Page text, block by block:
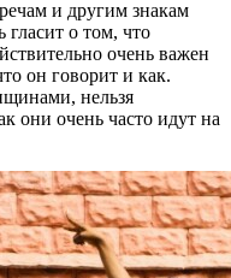
и другим знакам
гласит о том, что
очень важен
он говорит и как.
нельзя
они очень часто идут на